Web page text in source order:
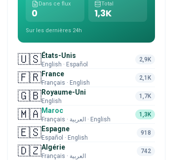
Dans ce flux
0
Total
1,3K
Sur les dernières 24h
🇺🇸États-Unis
English · Español
2,9K
🇫🇷France
Français · English
2,1K
🇬🇧Royaume-Uni
English
1,7K
🇲🇦Maroc
Français · العربية · English
1,3K
🇪🇸Espagne
Español · English
918
🇩🇿Algérie
Français · العربية
742